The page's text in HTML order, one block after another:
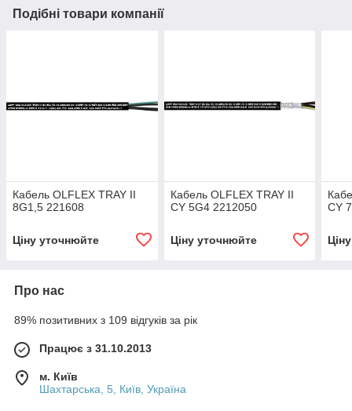
Подібні товари компанії
Кабель OLFLEX TRAY II
8G1,5 221608
Ціну уточнюйте
Кабель OLFLEX TRAY II
CY 5G4 2212050
Ціну уточнюйте
CY
Про нас
89% позитивних з 109 відгуків за рік
Працює з 31.10.2013
м. Київ
Шахтарська, 5, Київ, Україна